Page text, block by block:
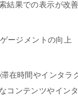
結果での表示が改
ージメントの向上
在時間やインタラ
コンテンツやイン